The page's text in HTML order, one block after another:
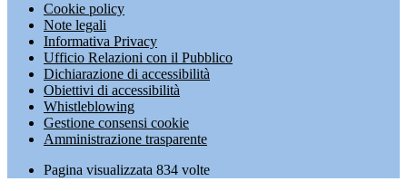
Cookie policy
Note legali
Informativa Privacy
Ufficio Relazioni con il Pubblico
Dichiarazione di accessibilità
Obiettivi di accessibilità
Whistleblowing
Gestione consensi cookie
Amministrazione trasparente
Pagina visualizzata 834 volte